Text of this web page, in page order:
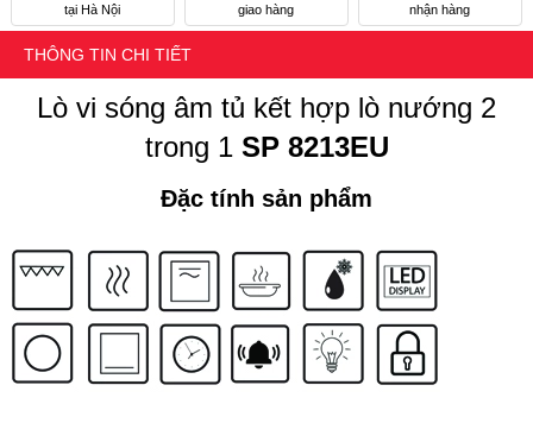
tại Hà Nội
giao hàng
nhận hàng
THÔNG TIN CHI TIẾT
Lò vi sóng âm tủ kết hợp lò nướng 2
trong 1SP 8213EU
Đặc tính sản phẩm